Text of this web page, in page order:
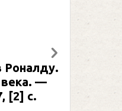
Роналду.
века. —
[2] с.
Следующий